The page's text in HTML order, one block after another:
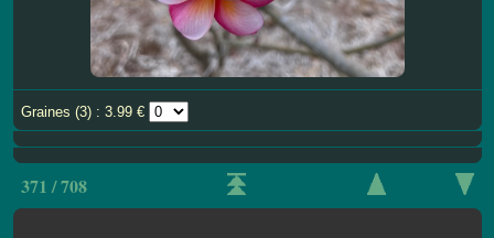
Graines (3) : 3.99 €
371 / 708